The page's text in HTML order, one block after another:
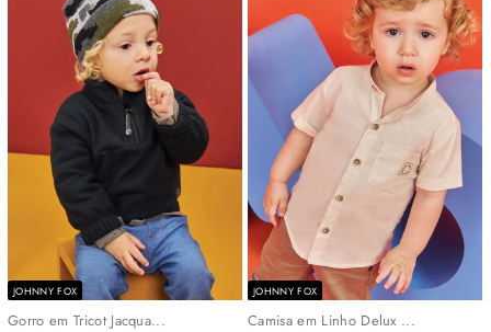
JOHNNY FOX
Gorro em Tricot Jacqua...
JOHNNY FOX
Camisa em Linho Delux ...